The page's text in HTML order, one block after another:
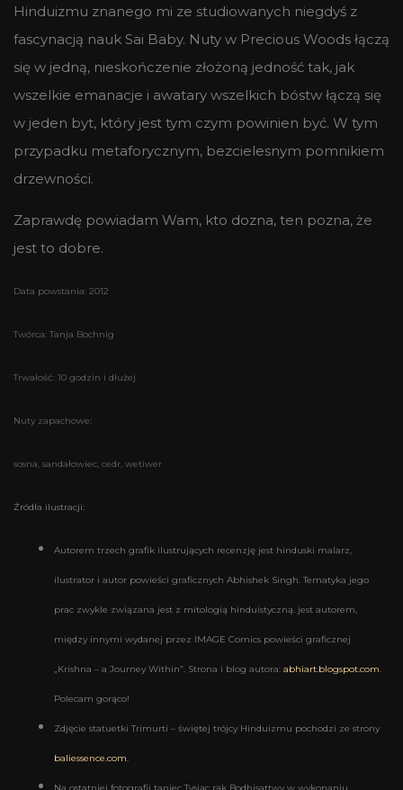
Hinduizmu znanego mi ze studiowanych niegdyś z
fascynacją nauk Sai Baby. Nuty w Precious Woods łączą
się w jedną, nieskończenie złożoną jedność tak, jak
wszelkie emanacje i awatary wszelkich bóstw łączą się
w jeden byt, który jest tym czym powinien być. W tym
przypadku metaforycznym, bezcielesnym pomnikiem
drzewności.
Zaprawdę powiadam Wam, kto dozna, ten pozna, że
jest to dobre.
Data powstania: 2012
Twórca: Tanja Bochnig
Trwałość: 10 godzin i dłużej
Nuty zapachowe:
sosna, sandałowiec, cedr, wetiwer
Źródła ilustracji:
Autorem trzech grafik ilustrujących recenzję jest hinduski malarz,
ilustrator i autor powieści graficznych Abhishek Singh. Tematyka jego
prac zwykle związana jest z mitologią hinduistyczną. jest autorem,
między innymi wydanej przez IMAGE Comics powieści graficznej
„Krishna – a Journey Within”. Strona i blog autora: abhiart.blogspot.com.
Polecam gorąco!
Zdjęcie statuetki Trimurti – świętej trójcy Hinduizmu pochodzi ze strony
baliessence.com.